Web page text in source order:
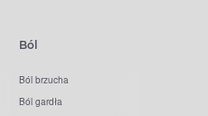
Ból
Ból brzucha
Ból gardła